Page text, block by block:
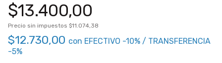
$13.400,00
Precio sin impuestos $11.074,38
$12.730,00 con EFECTIVO -10% / TRANSFERENCIA
-5%